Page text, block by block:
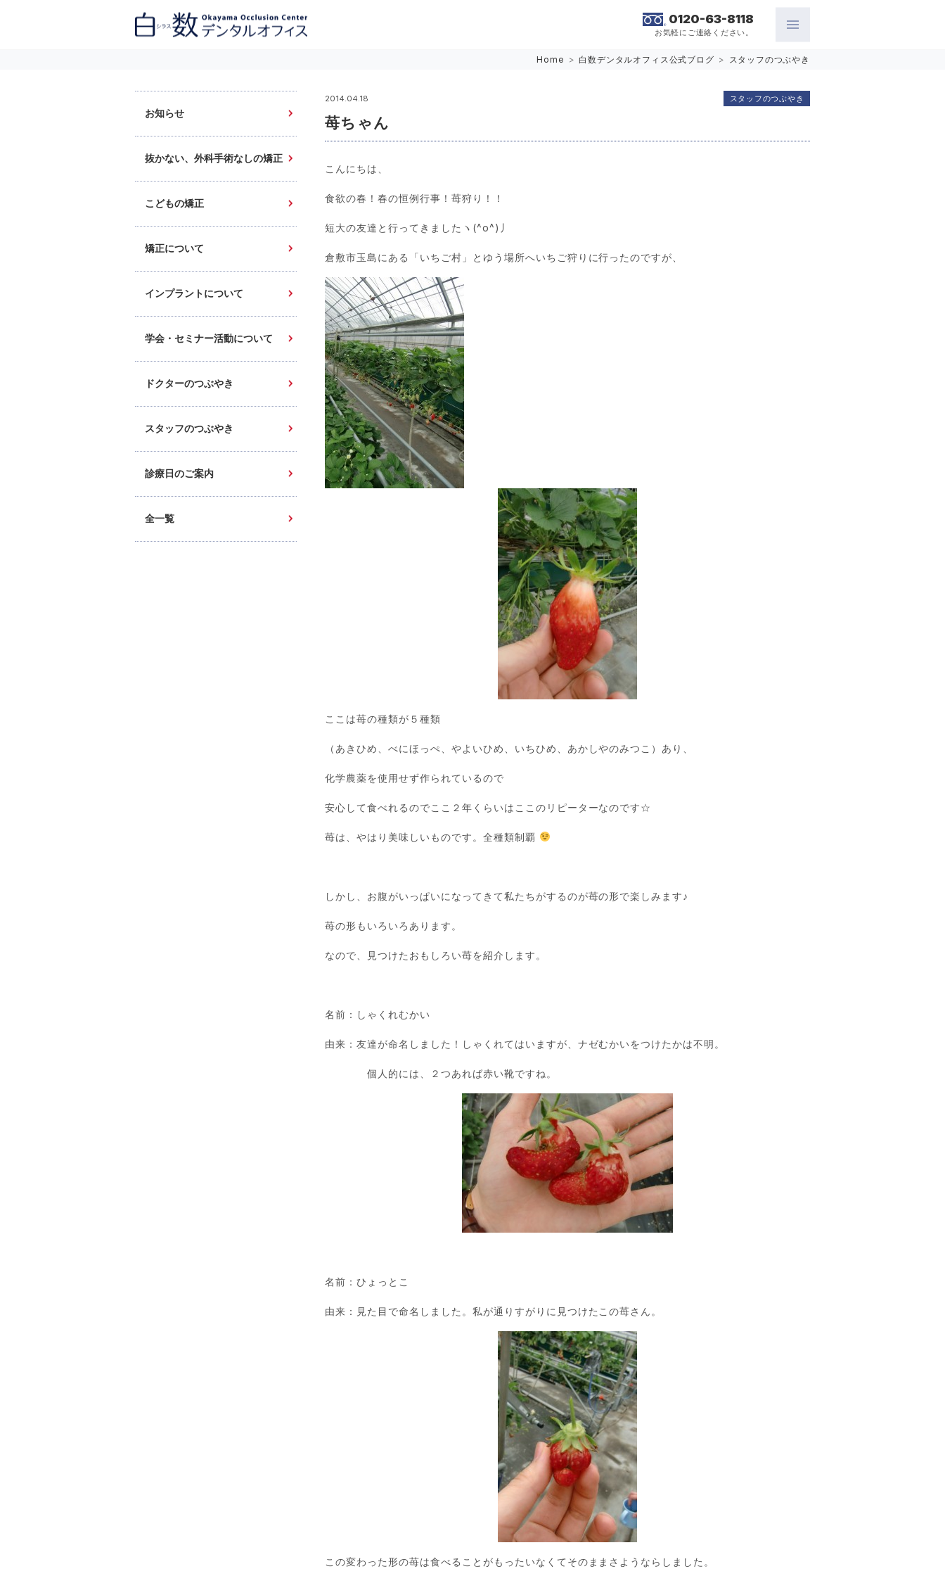
0120-63-8118
お気軽にご連絡ください。
Home > 白数デンタルオフィス公式ブログ > スタッフのつぶやき
2014.04.18
苺ちゃん
スタッフのつぶやき
こんにちは、
食欲の春！春の恒例行事！苺狩り！！
短大の友達と行ってきましたヽ(^o^)丿
倉敷市玉島にある「いちご村」とゆう場所へいちご狩りに行ったのですが、
ここは苺の種類が５種類
（あきひめ、べにほっぺ、やよいひめ、いちひめ、あかしやのみつこ）あり、
化学農薬を使用せず作られているので
安心して食べれるのでここ２年くらいはここのリピーターなのです☆
苺は、やはり美味しいものです。全種類制覇
しかし、お腹がいっぱいになってきて私たちがするのが苺の形で楽しみます♪
苺の形もいろいろあります。
なので、見つけたおもしろい苺を紹介します。
名前：しゃくれむかい
由来：友達が命名しました！しゃくれてはいますが、ナゼむかいをつけたかは不明。
個人的には、２つあれば赤い靴ですね。
名前：ひょっとこ
由来：見た目で命名しました。私が通りすがりに見つけたこの苺さん。
この変わった形の苺は食べることがもったいなくてそのままさようならしました。
お知らせ
抜かない、外科手術なしの矯正
こどもの矯正
矯正について
インプラントについて
学会・セミナー活動について
ドクターのつぶやき
スタッフのつぶやき
診療日のご案内
全一覧